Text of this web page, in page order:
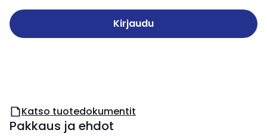
Kirjaudu
Katso tuotedokumentit
Pakkaus ja ehdot